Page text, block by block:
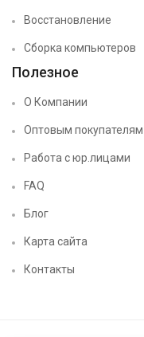
Восстановление
Сборка компьютеров
Полезное
О Компании
Оптовым покупателям
Работа с юр.лицами
FAQ
Блог
Карта сайта
Контакты